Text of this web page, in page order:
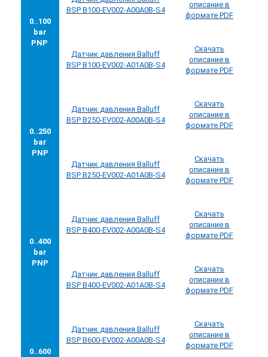
0..100
bar
PNP
BSP B100-EV002-A00A0B-S4
описание в
формате PDF
Датчик давления Balluff
BSP B100-EV002-A01A0B-S4
Скачать
описание в
формате PDF
0..250
bar
PNP
Датчик давления Balluff
BSP B250-EV002-A00A0B-S4
Скачать
описание в
формате PDF
Датчик давления Balluff
BSP B250-EV002-A01A0B-S4
Скачать
описание в
формате PDF
0..400
bar
PNP
Датчик давления Balluff
BSP B400-EV002-A00A0B-S4
Скачать
описание в
формате PDF
Датчик давления Balluff
BSP B400-EV002-A01A0B-S4
Скачать
описание в
формате PDF
0..600
Датчик давления Balluff
BSP B600-EV002-A00A0B-S4
Скачать
описание в
формате PDF